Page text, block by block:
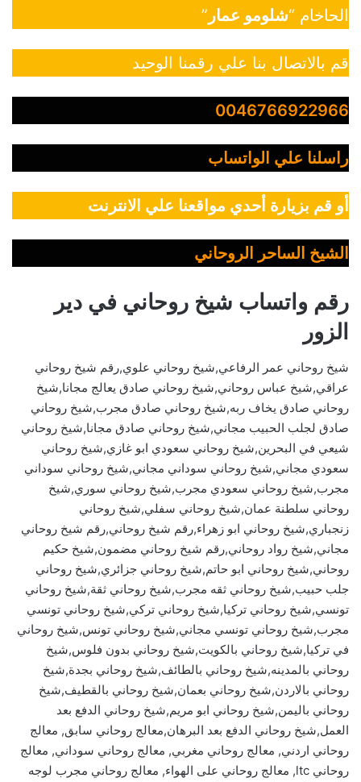
الحاخام “شلومو عمار ”
قم بالاتصال بنا علي رقمنا الوحيد
0046766922966
راسلنا علي الواتساب
أو قم بزيارة أحدي مواقعنا علي الانترنت
الشيخ الساحر الروحاني
رقم واتساب شيخ روحاني في دير
الزور
شيخ روحاني عمر الرفاعي,شيخ روحاني علوي,رقم شيخ روحاني
عراقي,شيخ عباس روحاني,شيخ روحاني صادق يعالج مجانا,شيخ
روحاني صادق يخاف ربه,شيخ روحاني صادق مجرب,شيخ روحاني
صادق لجلب الحبيب مجاني,شيخ روحاني صادق مجانا,شيخ روحاني
شيعي في البحرين,شيخ روحاني سعودي ابو غازي,شيخ روحاني
سعودي مجاني,شيخ روحاني سوداني مجاني,شيخ روحاني سوداني
مجرب,شيخ روحاني سعودي مجرب,شيخ روحاني سوري,شيخ
روحاني سلطنة عمان,شيخ روحاني سفلي,شيخ روحاني
زنجباري,شيخ روحاني ابو زهراء,رقم شيخ روحاني,رقم شيخ روحاني
مجاني,شيخ رواد روحاني,رقم شيخ روحاني مضمون,شيخ حكيم
روحاني,شيخ روحاني ابو حاتم,شيخ روحاني جزائري,شيخ روحاني
جلب حبيب,شيخ روحاني ثقه مجرب,شيخ روحاني ثقة,شيخ روحاني
تونسي,شيخ روحاني تركيا,شيخ روحاني تركي,شيخ روحاني تونسي
مجرب,شيخ روحاني تونسي مجاني,شيخ روحاني تونس,شيخ روحاني
في تركيا,شيخ روحاني بالكويت,شيخ روحاني بدون فلوس,شيخ
روحاني بالمدينه,شيخ روحاني بالطائف,شيخ روحاني بجدة,شيخ
روحاني بالاردن,شيخ روحاني بعمان,شيخ روحاني بالقطيف,شيخ
روحاني باليمن,شيخ روحاني ابو مريم,شيخ روحاني الدفع بعد
العمل,شيخ روحاني الدفع بعد البرهان,معالج روحاني سابق, معالج
روحاني اردني, معالج روحاني مغربي, معالج روحاني سوداني, معالج
روحاني ltc, معالج روحاني على الهواء, معالج روحاني مجرب لوجه